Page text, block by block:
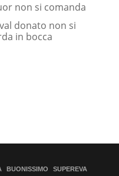
non si comanda
donato non si
in bocca
BUONISSIMO SUPEREVA